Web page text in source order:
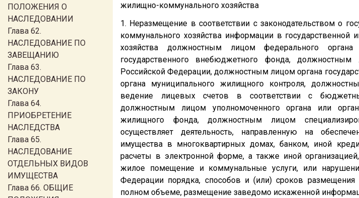
ПОЛОЖЕНИЯ О
НАСЛЕДОВАНИИ
Глава 62.
НАСЛЕДОВАНИЕ ПО
ЗАВЕЩАНИЮ
Глава 63.
НАСЛЕДОВАНИЕ ПО
ЗАКОНУ
Глава 64.
ПРИОБРЕТЕНИЕ
НАСЛЕДСТВА
Глава 65.
НАСЛЕДОВАНИЕ
ОТДЕЛЬНЫХ ВИДОВ
ИМУЩЕСТВА
Глава 66. ОБЩИЕ
жилищно-коммунального хозяйства
1. Неразмещение в соответствии с законодательством о
коммунального хозяйства информации в
хозяйства должностным лицом федерального
государственного внебюджетного фонда, должностным
Российской Федерации, должностным лицом органа
органа муниципального жилищного контроля,
ведение лицевых счетов в соответствии с
должностным лицом уполномоченного органа или
жилищного фонда, должностным лицом
осуществляет деятельность, направленную на
имущества в многоквартирных домах, банком, иной
расчеты в электронной форме, а также иной
жилое помещение и коммунальные услуги, или
Федерации порядка, способов и (или) сроков
полном объеме, размещение заведомо искаженной